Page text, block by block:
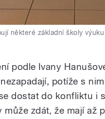
některé základní školy
podle Ivany
potíže s
dostat do konfliktu i
může zdát, že mají až